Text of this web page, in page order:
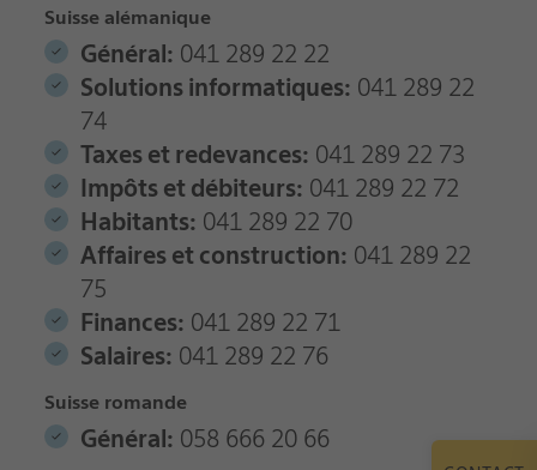
Suisse alémanique
Général: 041 289 22 22
Solutions informatiques: 041 289 22
74
Taxes et redevances: 041 289 22 73
Impôts et débiteurs: 041 289 22 72
Habitants: 041 289 22 70
Affaires et construction: 041 289 22
75
Finances: 041 289 22 71
Salaires: 041 289 22 76
Suisse romande
Général: 058 666 20 66